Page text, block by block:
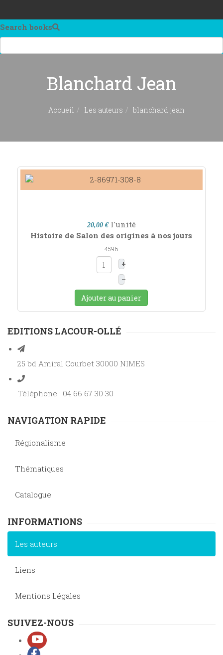
Search books
Blanchard Jean
Accueil Les auteurs blanchard jean
20,00 € l'unité
Histoire de Salon des origines à nos jours
4596
+
–
Ajouter au panier
EDITIONS LACOUR-OLLÉ
25 bd Amiral Courbet 30000 NIMES
Téléphone : 04 66 67 30 30
NAVIGATION RAPIDE
Régionalisme
Thématiques
Catalogue
INFORMATIONS
Les auteurs
Liens
Mentions Légales
SUIVEZ-NOUS